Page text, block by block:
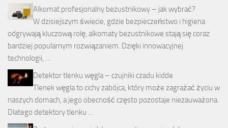
Alkomat profesjonalny bezustnikowy – jak wybrać?
W dzisiejszym świecie, gdzie bezpieczeństwo i higiena
odgrywają kluczową rolę, alkomaty bezustnikowe stają się coraz
bardziej popularnym rozwiązaniem. Dzięki innowacyjnej
technologii, …
Detektor tlenku węgla – czujniki czadu kidde
Tlenek węgla to cichy zabójca, który może zagrażać życiu w
naszych domach, a jego obecność często pozostaje niezauważona.
Dlatego detektory tlenku …